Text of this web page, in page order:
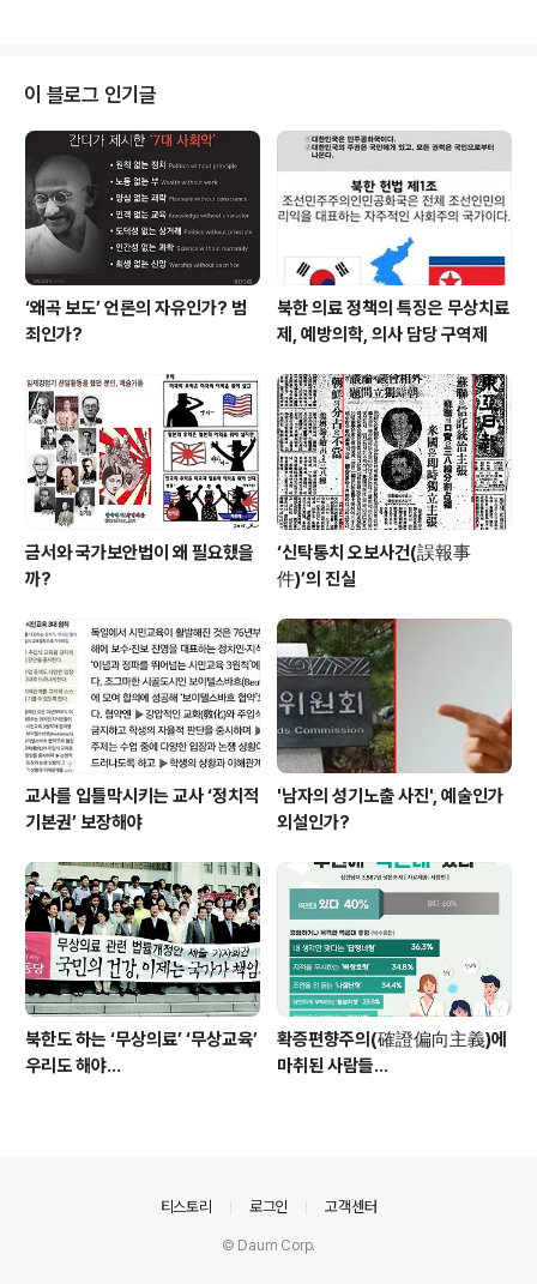
는 학교교육이 역사를 암기과목으로 ‘서기 몇 년에 무슨 사
건, 무슨 사건이 일어났다. 그 원인과 경과, 결과를 베껴서
외우는’ 식의 역사공부를 해 왔다. 그러나 따지고 보면 그런
역사공부는 사전적 지식을 머리속에 옮겨 놓는, 그래서 역
사의식을 깨우치는데 도움이 되지 않는 공부였다. 역사란
무엇일까? 역사를 말하라면 E..
이 블로그 인기글
‘왜곡 보도’ 언론의 자유인가? 범
죄인가?
북한 의료 정책의 특징은 무상치료
제, 예방의학, 의사 담당 구역제
금서와 국가보안법이 왜 필요했을
까?
‘신탁통치 오보사건(誤報事
件)’의 진실
교사를 입틀막시키는 교사 ‘정치적
기본권’ 보장해야
'남자의 성기노출 사진', 예술인가
외설인가?
북한도 하는 ‘무상의료’ ‘무상교육’
우리도 해야...
확증편향주의(確證偏向主義)에
마취된 사람들...
티스토리 로그인 고객센터
© Daum Corp.